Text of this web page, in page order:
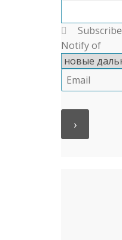
Subscribe
Notify of